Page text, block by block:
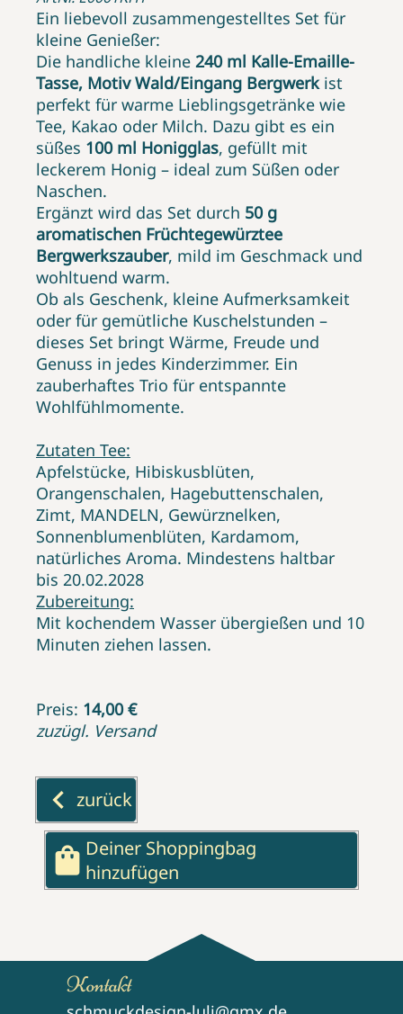
Ein liebevoll zusammengestelltes Set für
kleine Genießer:
Die handliche kleine 240 ml Kalle-Emaille-
Tasse, Motiv Wald/Eingang Bergwerk ist
perfekt für warme Lieblingsgetränke wie
Tee, Kakao oder Milch. Dazu gibt es ein
süßes 100 ml Honigglas, gefüllt mit
leckerem Honig – ideal zum Süßen oder
Naschen.
Ergänzt wird das Set durch 50 g
aromatischen Früchtegewürztee
Bergwerkszauber, mild im Geschmack und
wohltuend warm.
Ob als Geschenk, kleine Aufmerksamkeit
oder für gemütliche Kuschelstunden –
dieses Set bringt Wärme, Freude und
Genuss in jedes Kinderzimmer. Ein
zauberhaftes Trio für entspannte
Wohlfühlmomente.
Zutaten Tee:
Apfelstücke, Hibiskusblüten,
Orangenschalen, Hagebuttenschalen,
Zimt, MANDELN, Gewürznelken,
Sonnenblumenblüten, Kardamom,
natürliches Aroma. Mindestens haltbar
bis 20.02.2028
Zubereitung:
Mit kochendem Wasser übergießen und 10
Minuten ziehen lassen.
Preis: 14,00 €
zuzügl. Versand
keyboard_arrow_left zurück
shopping_bag Deiner Shoppingbag
hinzufügen
Kontakt